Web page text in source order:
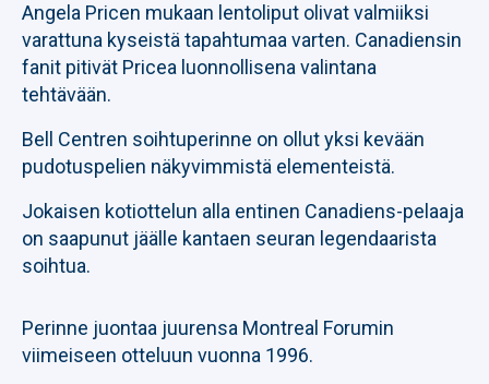
Angela Pricen mukaan lentoliput olivat valmiiksi
varattuna kyseistä tapahtumaa varten. Canadiensin
fanit pitivät Pricea luonnollisena valintana
tehtävään.
Bell Centren soihtuperinne on ollut yksi kevään
pudotuspelien näkyvimmistä elementeistä.
Jokaisen kotiottelun alla entinen Canadiens-pelaaja
on saapunut jäälle kantaen seuran legendaarista
soihtua.
Perinne juontaa juurensa Montreal Forumin
viimeiseen otteluun vuonna 1996.